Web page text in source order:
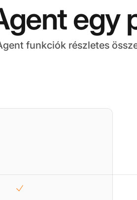
egy
funkciók részletes